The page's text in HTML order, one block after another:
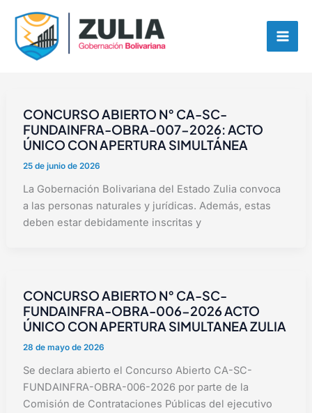
contenido
contenido
CONCURSO ABIERTO N° CA-SC-
FUNDAINFRA-OBRA-007-2026: ACTO
ÚNICO CON APERTURA SIMULTÁNEA
25 de junio de 2026
La Gobernación Bolivariana del Estado Zulia convoca
a las personas naturales y jurídicas. Además, estas
deben estar debidamente inscritas y
CONCURSO ABIERTO N° CA-SC-
FUNDAINFRA-OBRA-006-2026 ACTO
ÚNICO CON APERTURA SIMULTANEA ZULIA
28 de mayo de 2026
Se declara abierto el Concurso Abierto CA-SC-
FUNDAINFRA-OBRA-006-2026 por parte de la
Comisión de Contrataciones Públicas del ejecutivo